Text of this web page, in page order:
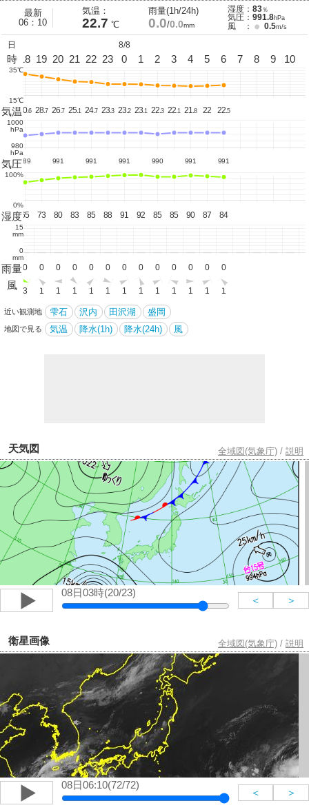
最新
06：10
気温：
22.7 ℃
雨量(1h/24h)
0.0/0.0mm
湿度： 83％
気圧： 991.8hPa
風 ： 0.5m/s
日
時
17 18 19 20 21 22 23
8/8
0 1 2 3 4 5 6 7 8 9 10
35℃
15℃
気温
32. 4 30.6 28.7 26. 7 25. 1 24.7 23. 3 23. 2 23. 1 22. 3 22. 1 21. 8 22 22. 5
1000
hPa
980
hPa
気圧989 991 991 991 990 991
991
100%
0%
湿度
56 65 73 80 83 85 88 91 92 85 85 90 87 84
15
mm
0
mm
雨量
0 0 0 0 0 0 0 0 0 0 0 0 0 0
風
3 3 1 1 1 1 1 1 1 1 1 1 1 1
近い観測地 雫石 沢内 田沢湖 盛岡
地図で見る 気温 降水(1h) 降水(24h) 風
天気図 全域図(気象庁) / 説明
08日03時(20/23)
＜ ＞
衛星画像 全域図(気象庁) / 説明
08日06:10(72/72)
＜ ＞